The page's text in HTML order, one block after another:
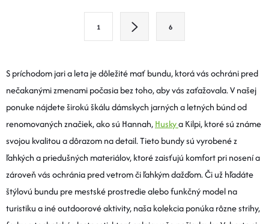
D
A
C
I
E
P
R
Á
N
K
O
V
A
N
I
E
1 6
S príchodom jari a leta je dôležité mať bundu, ktorá vás ochráni pred
nečakanými zmenami počasia bez toho, aby vás zaťažovala. V našej
ponuke nájdete širokú škálu dámskych jarných a letných búnd od
renomovaných značiek, ako sú Hannah,Huskya Kilpi, ktoré sú známe
svojou kvalitou a dôrazom na detail. Tieto bundy sú vyrobené z
ľahkých a priedušných materiálov, ktoré zaisťujú komfort pri nosení a
zároveň vás ochránia pred vetrom či ľahkým dažďom. Či už hľadáte
štýlovú bundu pre mestské prostredie alebo funkčný model na
turistiku a iné outdoorové aktivity, naša kolekcia ponúka rôzne strihy,